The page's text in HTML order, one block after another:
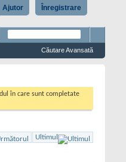
Înregistrare
Ajutor
Căutare Avansată
în care sunt completate
Ultimul